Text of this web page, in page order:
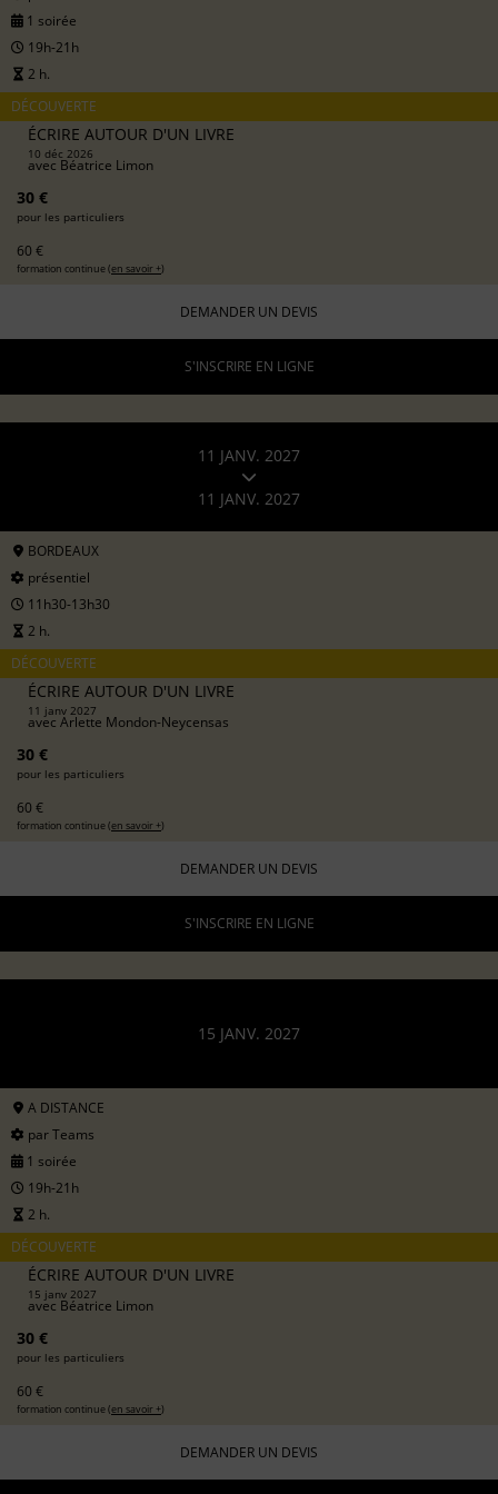
1 soirée
19h-21h
2 h.
DÉCOUVERTE
ÉCRIRE AUTOUR D'UN LIVRE
10 déc 2026
avec Béatrice Limon
30 €
pour les particuliers
60 €
formation continue (en savoir +)
DEMANDER UN DEVIS
S'INSCRIRE EN LIGNE
11 JANV. 2027
11 JANV. 2027
BORDEAUX
présentiel
11h30-13h30
2 h.
DÉCOUVERTE
ÉCRIRE AUTOUR D'UN LIVRE
11 janv 2027
avec Arlette Mondon-Neycensas
30 €
pour les particuliers
60 €
formation continue (en savoir +)
DEMANDER UN DEVIS
S'INSCRIRE EN LIGNE
15 JANV. 2027
A DISTANCE
par Teams
1 soirée
19h-21h
2 h.
DÉCOUVERTE
ÉCRIRE AUTOUR D'UN LIVRE
15 janv 2027
avec Béatrice Limon
30 €
pour les particuliers
60 €
formation continue (en savoir +)
DEMANDER UN DEVIS